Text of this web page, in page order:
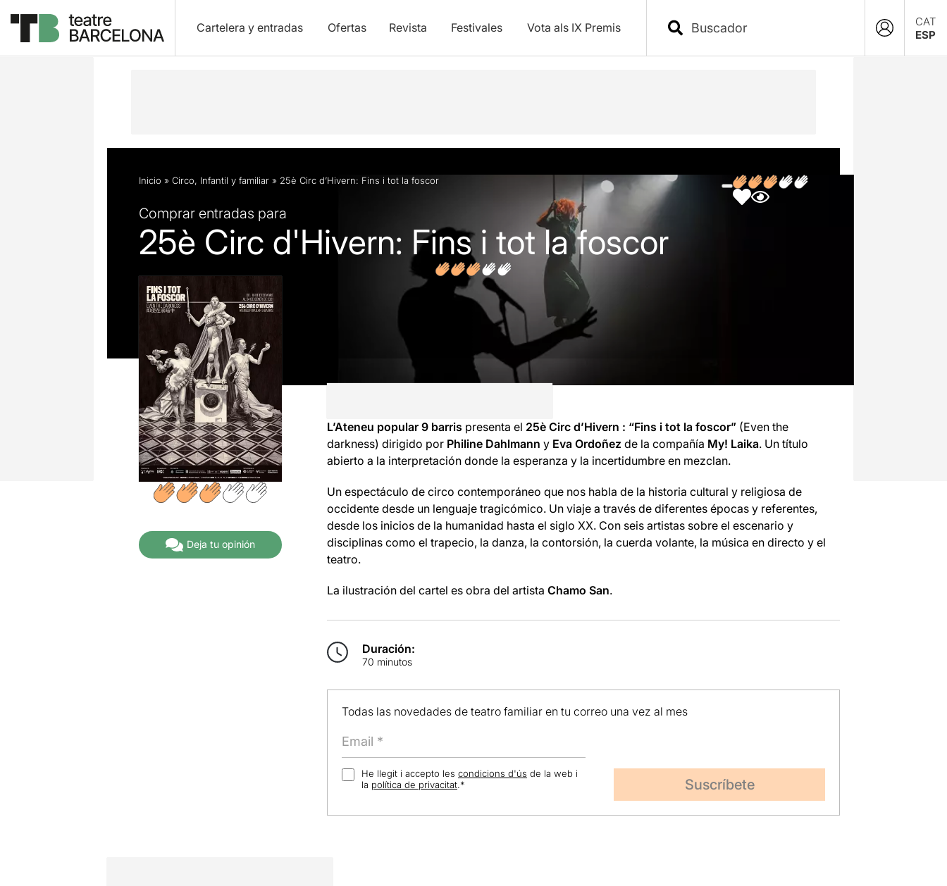
Cartelera y entradas Ofertas Revista Festivales Vota als IX Premis
CAT
ESP
Descripción Ficha artística Fotos y vídeos Artículos
Inicio » Circo, Infantil y familiar » 25è Circ d’Hivern: Fins i tot la foscor
Comprar entradas para
25è Circ d'Hivern: Fins i tot la foscor
Deja tu opinión
L’Ateneu popular 9 barris presenta el 25è Circ d’Hivern : “Fins i tot la foscor”(Even the
darkness) dirigido por Philine Dahlmann y Eva Ordoñez de la compañía My! Laika. Un título
abierto a la interpretación donde la esperanza y la incertidumbre en mezclan.
Un espectáculo de circo contemporáneo que nos habla de la historia cultural y religiosa de
occidente desde un lenguaje tragicómico. Un viaje a través de diferentes épocas y referentes,
desde los inicios de la humanidad hasta el siglo XX. Con seis artistas sobre el escenario y
disciplinas como el trapecio, la danza, la contorsión, la cuerda volante, la música en directo y el
teatro.
La ilustración del cartel es obra del artista Chamo San.
Duración:
70 minutos
Todas las novedades de teatro familiar en tu correo una vez al mes
He llegit i accepto les condicions d'ús de la web i
la política de privacitat.*